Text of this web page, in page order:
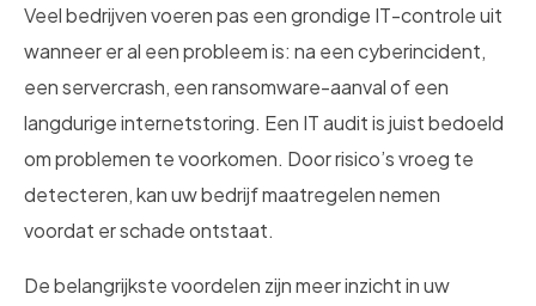
Veel bedrijven voeren pas een grondige IT-controle uit
wanneer er al een probleem is: na een cyberincident,
een servercrash, een ransomware-aanval of een
langdurige internetstoring. Een IT audit is juist bedoeld
om problemen te voorkomen. Door risico’s vroeg te
detecteren, kan uw bedrijf maatregelen nemen
voordat er schade ontstaat.
De belangrijkste voordelen zijn meer inzicht in uw